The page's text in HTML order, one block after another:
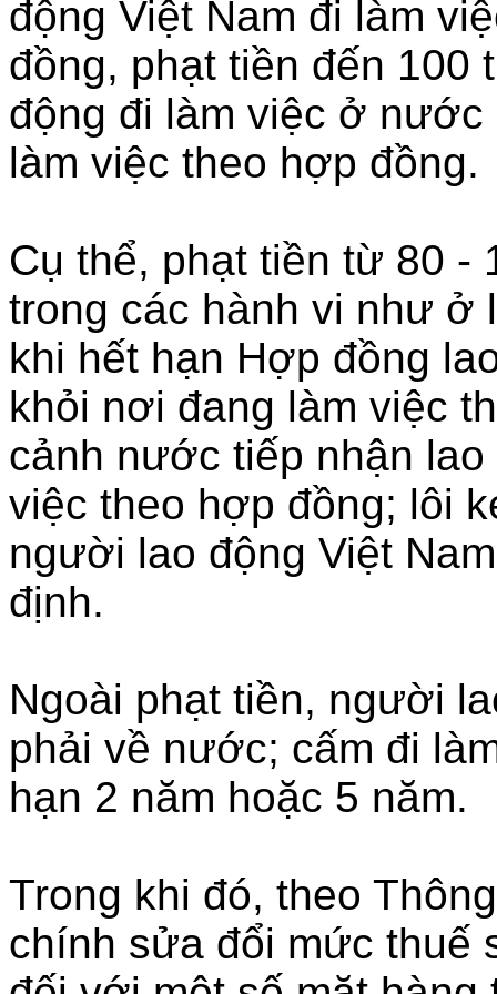
động Việt Nam đi làm
đồng, phạt tiền đến
động đi làm việc ở
làm việc theo hợp đồng.
Cụ thể, phạt tiền từ 80 -
trong các hành vi như ở
khi hết hạn Hợp đồng
khỏi nơi đang làm việc
cảnh nước tiếp nhận
việc theo hợp đồng; lôi
người lao động Việt
định.
Ngoài phạt tiền, người
phải về nước; cấm đi
hạn 2 năm hoặc 5 năm.
Trong khi đó, theo
chính sửa đổi mức thuế